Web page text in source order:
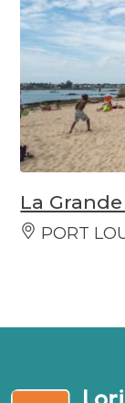
La
PORT